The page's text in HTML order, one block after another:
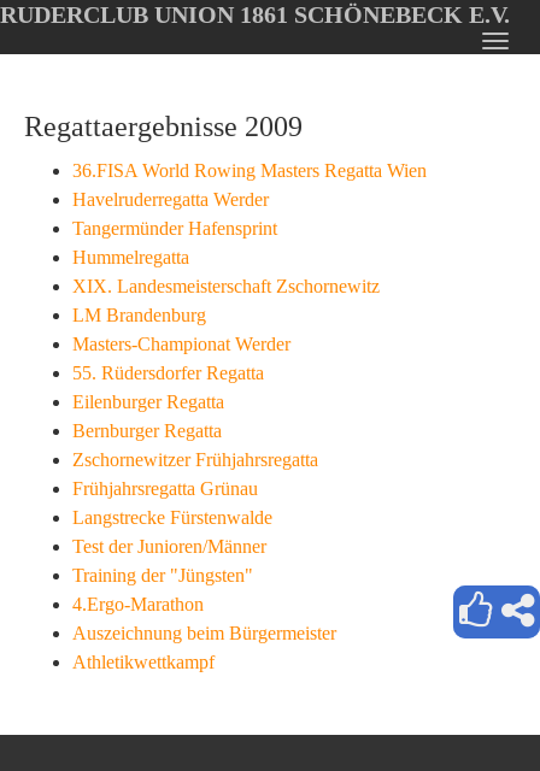
Oops, an error occurred! Code: 202608080228195ef8aa56
main
RUDERCLUB UNION 1861 SCHÖNEBECK E.V.
Regattaergebnisse 2009
36.FISA World Rowing Masters Regatta Wien
Havelruderregatta Werder
Tangermünder Hafensprint
Hummelregatta
XIX. Landesmeisterschaft Zschornewitz
LM Brandenburg
Masters-Championat Werder
55. Rüdersdorfer Regatta
Eilenburger Regatta
Bernburger Regatta
Zschornewitzer Frühjahrsregatta
Frühjahrsregatta Grünau
Langstrecke Fürstenwalde
Test der Junioren/Männer
Training der "Jüngsten"
4.Ergo-Marathon
Auszeichnung beim Bürgermeister
Athletikwettkampf